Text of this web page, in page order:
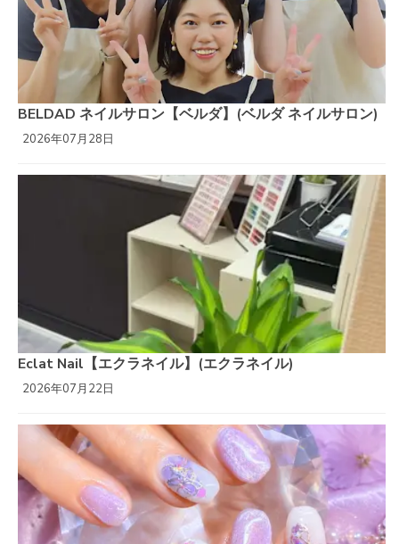
BELDAD ネイルサロン【ベルダ】(ベルダ ネイルサロン)
2026年07月28日
Eclat Nail【エクラネイル】(エクラネイル)
2026年07月22日